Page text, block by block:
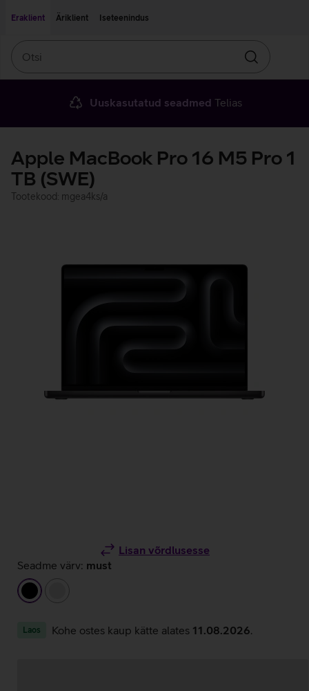
Eraklient
Äriklient Iseteenindus
Otsin
Uuskasutatud seadmed Telias
Apple MacBook Pro 16 M5 Pro 1
TB (SWE)
Tootekood: mgea4ks/a
Lisan võrdlusesse
Seadme värv: must
must
Laos Kohe ostes kaup kätte alates 11.08.2026